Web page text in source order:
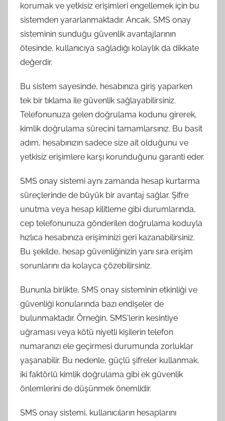
korumak ve yetkisiz erişimleri engellemek için bu
sistemden yararlanmaktadır. Ancak, SMS onay
sisteminin sunduğu güvenlik avantajlarının
ötesinde, kullanıcıya sağladığı kolaylık da dikkate
değerdir.
Bu sistem sayesinde, hesabınıza giriş yaparken
tek bir tıklama ile güvenlik sağlayabilirsiniz.
Telefonunuza gelen doğrulama kodunu girerek,
kimlik doğrulama sürecini tamamlarsınız. Bu basit
adım, hesabınızın sadece size ait olduğunu ve
yetkisiz erişimlere karşı korunduğunu garanti eder.
SMS onay sistemi aynı zamanda hesap kurtarma
süreçlerinde de büyük bir avantaj sağlar. Şifre
unutma veya hesap kilitleme gibi durumlarında,
cep telefonunuza gönderilen doğrulama koduyla
hızlıca hesabınıza erişiminizi geri kazanabilirsiniz.
Bu şekilde, hesap güvenliğinizin yanı sıra erişim
sorunlarını da kolayca çözebilirsiniz.
Bununla birlikte, SMS onay sisteminin etkinliği ve
güvenliği konularında bazı endişeler de
bulunmaktadır. Örneğin, SMS'lerin kesintiye
uğraması veya kötü niyetli kişilerin telefon
numaranızı ele geçirmesi durumunda zorluklar
yaşanabilir. Bu nedenle, güçlü şifreler kullanmak,
iki faktörlü kimlik doğrulama gibi ek güvenlik
önlemlerini de düşünmek önemlidir.
SMS onay sistemi, kullanıcıların hesaplarını